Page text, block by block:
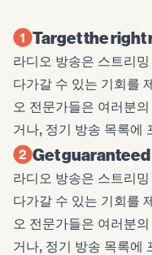
Target the right
라디오 방송은 스트리
다가갈 수 있는 기회를
오 전문가들은 여러분
거나, 정기 방송 목록에
Get
라디오 방송은 스트리
다가갈 수 있는 기회를
오 전문가들은 여러분
거나, 정기 방송 목록에